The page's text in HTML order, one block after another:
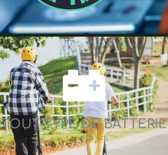
TOUT TYPE DE BATTERIE